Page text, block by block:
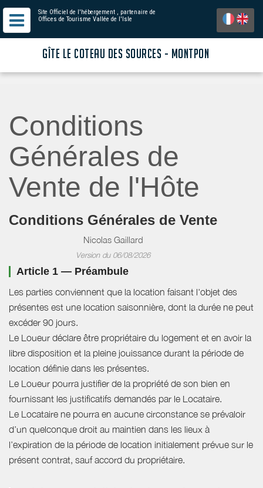
Site Officiel de l'hébergement , partenaire de
Offices de Tourisme Vallée de l'Isle
GÎTE LE COTEAU DES SOURCES - MONTPON
Conditions
Générales de
Vente de l'Hôte
Conditions Générales de Vente
Nicolas Gaillard
Version du 06/08/2026
Article 1 — Préambule
Les parties conviennent que la location faisant l'objet des
présentes est une location saisonnière, dont la durée ne peut
excéder 90 jours.
Le Loueur déclare être propriétaire du logement et en avoir la
libre disposition et la pleine jouissance durant la période de
location définie dans les présentes.
Le Loueur pourra justifier de la propriété de son bien en
fournissant les justificatifs demandés par le Locataire.
Le Locataire ne pourra en aucune circonstance se prévaloir
d’un quelconque droit au maintien dans les lieux à
l’expiration de la période de location initialement prévue sur le
présent contrat, sauf accord du propriétaire.